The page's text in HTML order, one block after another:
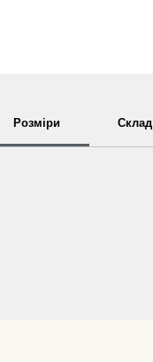
Розміри Склад